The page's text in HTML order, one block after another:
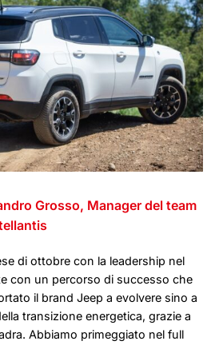
Grosso, Manager del team
di ottobre con la leadership nel
con un percorso di successo che
il brand Jeep a evolvere sino a
transizione energetica, grazie a
Abbiamo primeggiato nel full